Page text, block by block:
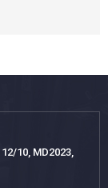
10, MD2023,